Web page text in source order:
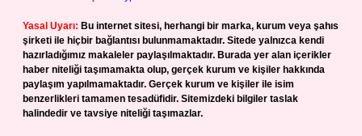
Yasal Uyarı: Bu internet sitesi, herhangi bir marka, kurum veya şahıs
şirketi ile hiçbir bağlantısı bulunmamaktadır. Sitede yalnızca kendi
hazırladığımız makaleler paylaşılmaktadır. Burada yer alan içerikler
haber niteliği taşımamakta olup, gerçek kurum ve kişiler hakkında
paylaşım yapılmamaktadır. Gerçek kurum ve kişiler ile isim
benzerlikleri tamamen tesadüfidir. Sitemizdeki bilgiler taslak
halindedir ve tavsiye niteliği taşımazlar.